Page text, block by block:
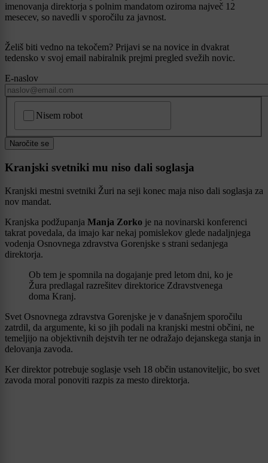
imenovanja direktorja s polnim mandatom oziroma največ 12
mesecev, so navedli v sporočilu za javnost.
Želiš biti vedno na tekočem? Prijavi se na novice in dvakrat
tedensko v svoj email nabiralnik prejmi pregled svežih novic.
E-naslov
Nisem robot
Naročite se
Kranjski svetniki mu niso dali soglasja
Kranjski mestni svetniki Žuri na seji konec maja niso dali soglasja za
nov mandat.
Kranjska podžupanja Manja Zorko je na novinarski konferenci
takrat povedala, da imajo kar nekaj pomislekov glede nadaljnjega
vodenja Osnovnega zdravstva Gorenjske s strani sedanjega
direktorja.
Ob tem je spomnila na dogajanje pred letom dni, ko je
Žura predlagal razrešitev direktorice Zdravstvenega
doma Kranj.
Svet Osnovnega zdravstva Gorenjske je v današnjem sporočilu
zatrdil, da argumente, ki so jih podali na kranjski mestni občini, ne
temeljijo na objektivnih dejstvih ter ne odražajo dejanskega stanja in
delovanja zavoda.
Ker direktor potrebuje soglasje vseh 18 občin ustanoviteljic, bo svet
zavoda moral ponoviti razpis za mesto direktorja.